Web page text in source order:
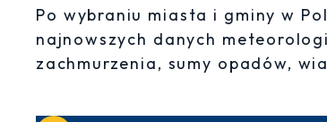
Po wybraniu miasta i gminy w
najnowszych danych
zachmurzenia, sumy opadów,